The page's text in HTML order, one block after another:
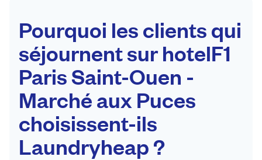
VÉRIFIER LES PRIX
Pourquoi les clients qui
séjournent sur hotelF1
Paris Saint-Ouen -
Marché aux Puces
choisissent-ils
Laundryheap ?